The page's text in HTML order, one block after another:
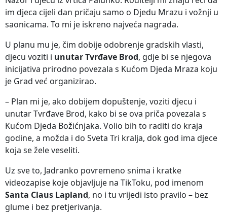
im djeca cijeli dan pričaju samo o Djedu Mrazu i vožnji u
saonicama. To mi je iskreno najveća nagrada.
U planu mu je, čim dobije odobrenje gradskih vlasti,
djecu voziti i unutar Tvrđave Brod, gdje bi se njegova
inicijativa prirodno povezala s Kućom Djeda Mraza koju
je Grad već organizirao.
– Plan mi je, ako dobijem dopuštenje, voziti djecu i
unutar Tvrđave Brod, kako bi se ova priča povezala s
Kućom Djeda Božićnjaka. Volio bih to raditi do kraja
godine, a možda i do Sveta Tri kralja, dok god ima djece
koja se žele veseliti.
Uz sve to, Jadranko povremeno snima i kratke
videozapise koje objavljuje na TikToku, pod imenom
Santa Claus Lapland, no i tu vrijedi isto pravilo – bez
glume i bez pretjerivanja.